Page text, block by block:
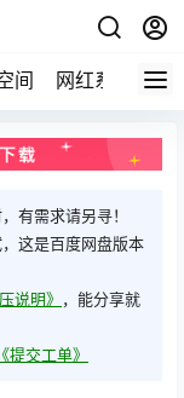
间 网红系列 打
有需求请另寻！
这是百度网盘版本
说明》 ，能分享就
《提交工单》